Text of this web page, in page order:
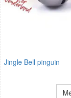
Jingle Bell pinguin